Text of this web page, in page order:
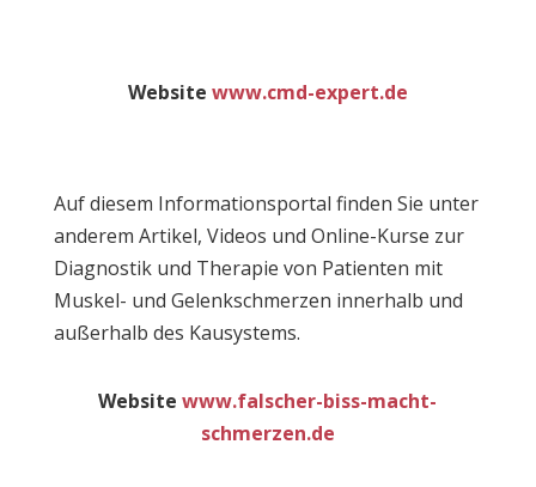
Website www.cmd-expert.de
Auf diesem Informationsportal finden Sie unter
anderem Artikel, Videos und Online-Kurse zur
Diagnostik und Therapie von Patienten mit
Muskel- und Gelenkschmerzen innerhalb und
außerhalb des Kausystems.
Websitewww.falscher-biss-macht-
schmerzen.de